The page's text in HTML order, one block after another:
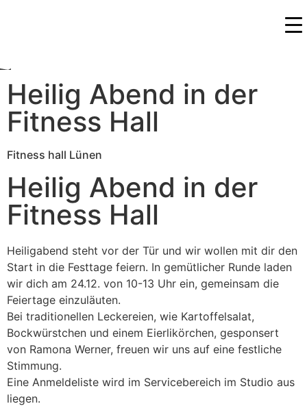
Heilig Abend in der
Fitness Hall
Fitness hall Lünen
Heilig Abend in der
Fitness Hall
Heiligabend steht vor der Tür und wir wollen mit dir den
Start in die Festtage feiern. In gemütlicher Runde laden
wir dich am 24.12. von 10-13 Uhr ein, gemeinsam die
Feiertage einzuläuten.
Bei traditionellen Leckereien, wie Kartoffelsalat,
Bockwürstchen und einem Eierlikörchen, gesponsert
von Ramona Werner, freuen wir uns auf eine festliche
Stimmung.
Eine Anmeldeliste wird im Servicebereich im Studio aus
liegen.